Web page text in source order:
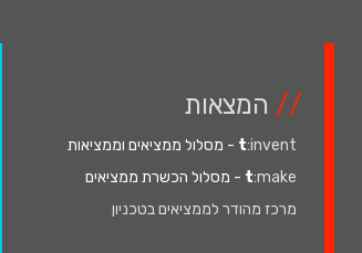
// המצאות
t:invent
- מסלול ממציאים וממציאות
t:make
- מסלול הכשרת ממציאים
מרכז מהודר לממציאים בטכניון